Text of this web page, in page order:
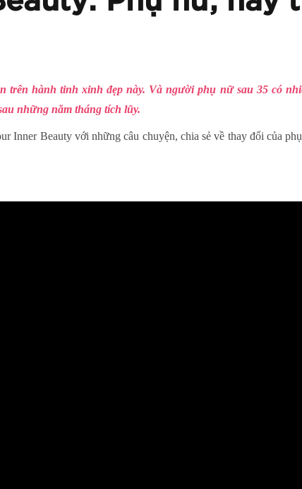
hành tinh xinh đẹp này. Và người phụ nữ sau 35 có
những năm tháng tích lũy.
Inner Beauty với những câu chuyện, chia sẻ về thay đổi của